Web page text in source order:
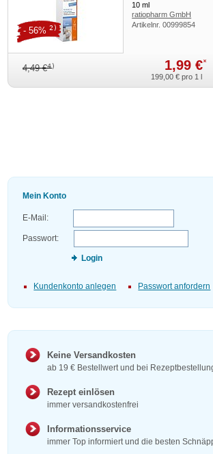
10ml
ratiopharm GmbH
Artikelnr.00999854
4,49 €4) 1,99 €*
- 56% 2)
199,00 € pro 1 l
Mein Konto
E-Mail:
Passwort:
Login
Kundenkonto anlegen Passwort anfordern
Keine Versandkosten
ab 19 € Bestellwert und bei
Rezept einlösen
immer versandkostenfrei
Informationsservice
immer Top informiert und die besten